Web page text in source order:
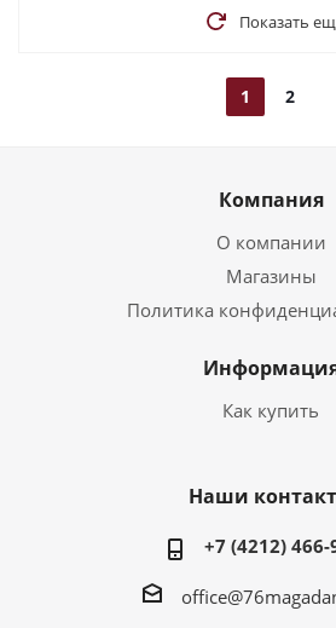
Показать
1 2
Компания
О компании
Магазины
Политика
Как купить
Наши
+7 (4212) 466-